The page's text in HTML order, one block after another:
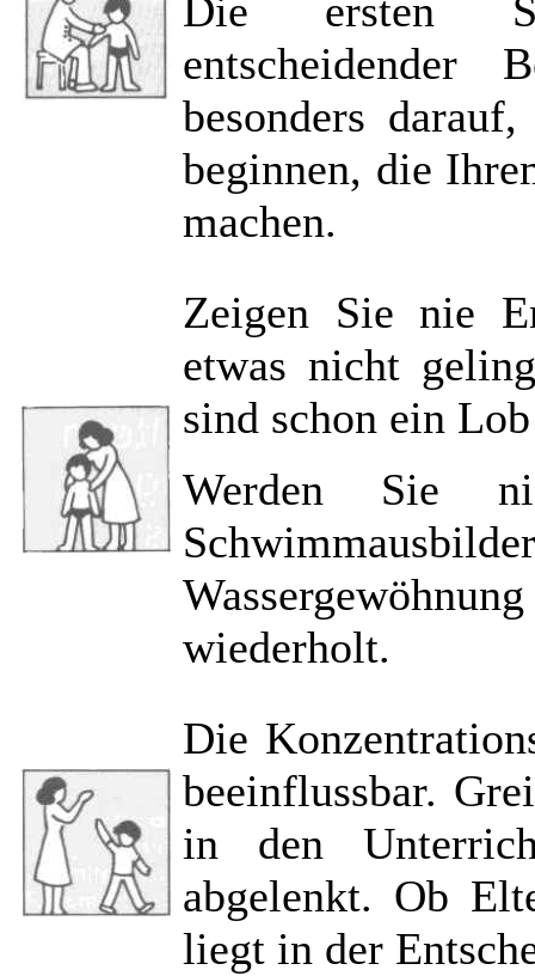
Die ersten
entscheidender
besonders
beginnen, die
machen.
Zeigen Sie nie
etwas nicht
sind schon ein
Werden Sie
wiederholt.
Die
beeinflussbar.
in den
abgelenkt. Ob
liegt in der